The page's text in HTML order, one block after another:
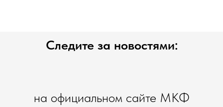
Следите за новостями:
на официальном сайте МКФ